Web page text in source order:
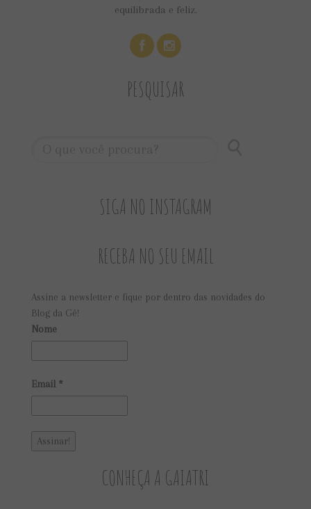
equilibrada e feliz.
PESQUISAR
SIGA NO INSTAGRAM
RECEBA NO SEU EMAIL
Assine a newsletter e fique por dentro das novidades do
Blog da Gê!
Nome
Email *
CONHEÇA A GAIATRI